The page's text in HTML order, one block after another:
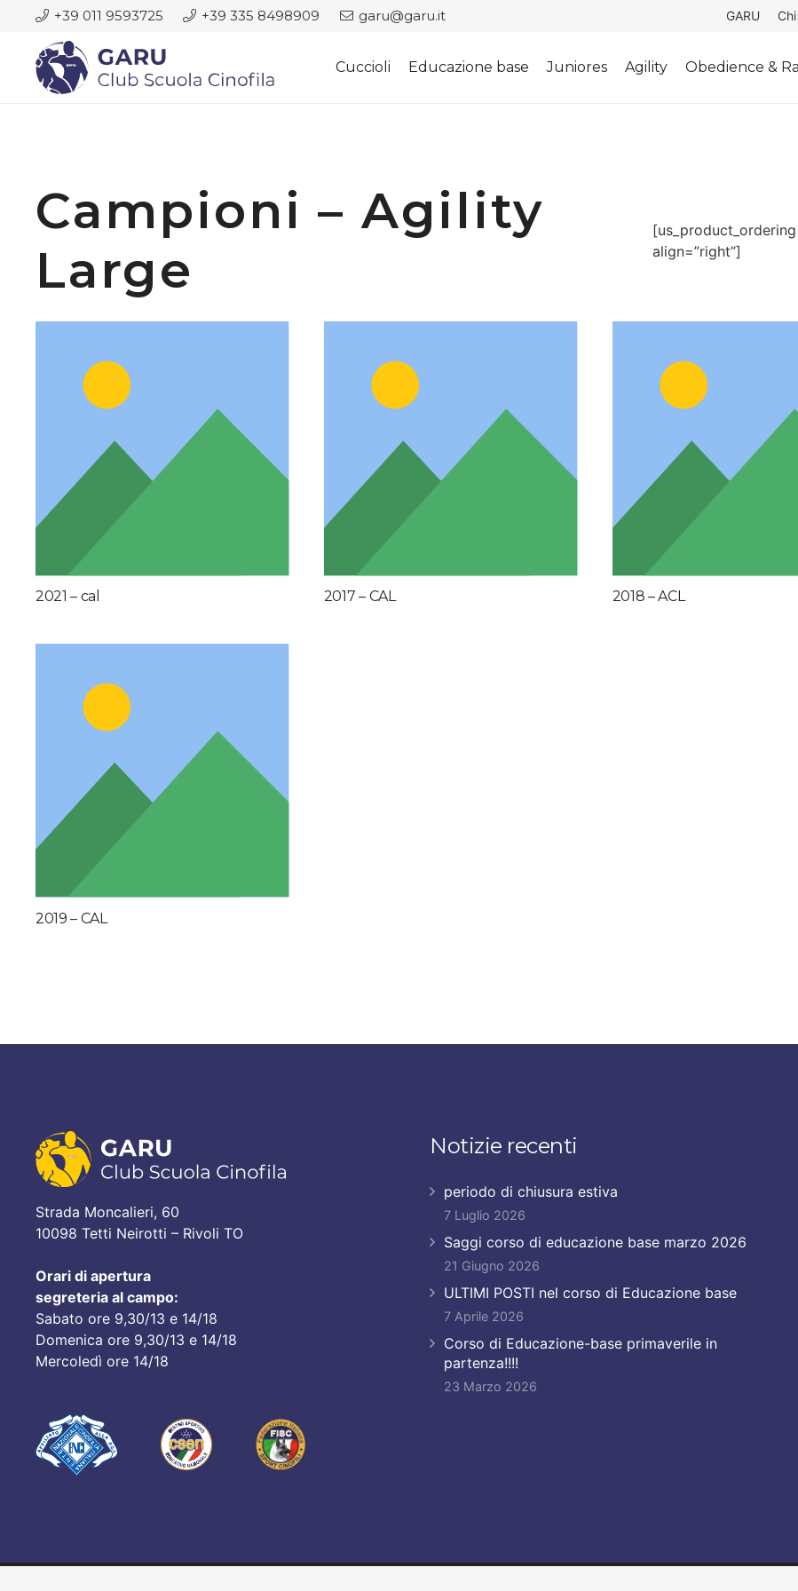
+39 011 9593725 +39 335 8498909 garu@garu.it GARU
Cuccioli Educazione base Juniores Agility Obedience &
Campioni – Agility
Large
[us_product_ordering
align=”right”]
2021 – cal 2017 – CAL 2018 – ACL
2019 – CAL
Strada Moncalieri, 60
10098 Tetti Neirotti – Rivoli TO
Orari di apertura
segreteria al campo:
Sabato ore 9,30/13 e 14/18
Domenica ore 9,30/13 e 14/18
Mercoledì ore 14/18
Notizie recenti
periodo di chiusura estiva
7 Luglio 2026
Saggi corso di educazione base marzo 2026
21 Giugno 2026
ULTIMI POSTI nel corso di Educazione base
7 Aprile 2026
Corso di Educazione-base primaverile in
partenza!!!!
23 Marzo 2026